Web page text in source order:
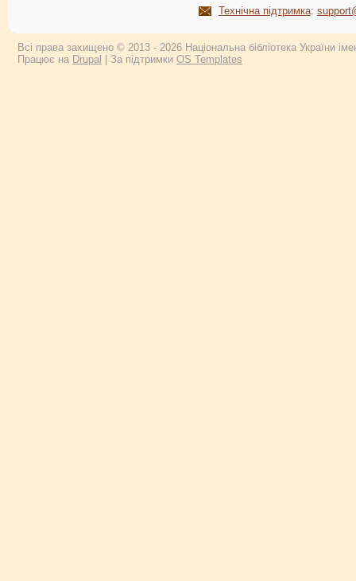
Технічна підтримка:
Всі права захищено © 2013 - 2026 Національна бібліотека України
Працює на Drupal | За підтримки OS Templates